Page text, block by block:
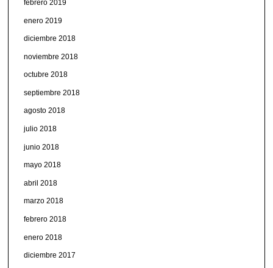
febrero 2019
enero 2019
diciembre 2018
noviembre 2018
octubre 2018
septiembre 2018
agosto 2018
julio 2018
junio 2018
mayo 2018
abril 2018
marzo 2018
febrero 2018
enero 2018
diciembre 2017